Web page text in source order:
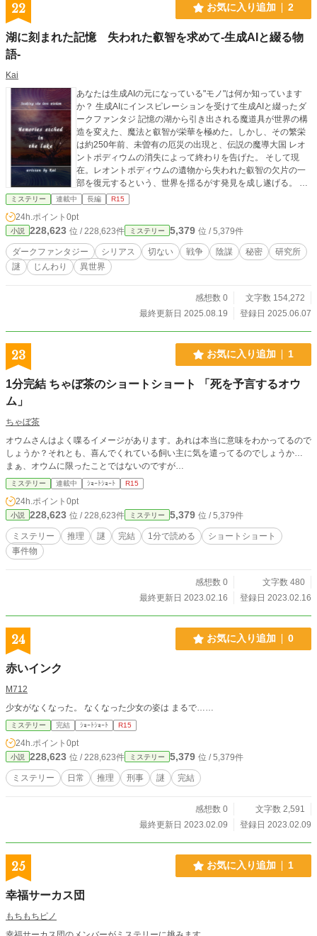
22 お気に入り追加 2
湖に刻まれた記憶 失われた叡智を求めて-生成AIと綴る物
語-
Kai
あなたは生成AIの元になっている"モノ"は何か知っています
か？ 生成AIにインスピレーションを受けて生成AIと綴ったダ
ークファンタジ 記憶の湖から引き出される魔道具が世界の構
造を変えた、魔法と叡智が栄華を極めた。しかし、その繁栄
は約250年前、未曽有の厄災の出現と、伝説の魔導大国 レオ
ントポディウムの消失によって終わりを告げた。 そして現
在。レオントポディウムの遺物から失われた叡智の欠片の一
部を復元するという、世界を揺るがす発見を成し遂げる。 各
国が色めき立ち、国際的な政治的思惑や陰謀が渦巻く中、研
究者たちは古代の記録に触れ始める。 中でも、何を基準にし
たかわからぬまま、復元された古代の記録や遺物に触れる
度、説明のつかない強烈な悪夢や幻視に苛まれるようにな
る。 それは、過去の悲劇の断片であり、彼らの精神を深く蝕
んでいく。 時を同じくして、250年前の厄災を彷彿とさせ
る"月花現象"が各地で発生する。不安定な魔力変動と、見た者
ぜ、月花は再び現れたのか？ 彼らの戸惑いと探求は、記憶の
力や危険な現象と共鳴し、彼らを物語の核心へと引きずり込
なのか？ そして、彼らの持つ「適性」は、祝福なのか、それ
憶の湖」に映し出される真実を、あなたも覗いてみません
か？ この物語は生成AIや音楽、ゲーム、YouTubeにインスパ
イアされてできた物語です。 そしてAIの便利さや今後の発展
性、そして同時に使い方を間違えた場合の危険性など使う側
の私たちが知り、考え続けなくてはいけない問題について問
いを投げてみたいとこの物語を書いています。 楽しんで読ん
で頂けたたら幸いです。 この作品の著作権は作者が有し、コ
ピー・転載・AIへの読み込みを禁止します。他サイトでも掲
載しています。
ミステリー 連載中 長編 R15
24h.ポイント 0pt
小説 228,623 位 / 228,623件 ミステリー 5,379 位 / 5,379件
ダークファンタジー シリアス 切ない 戦争 陰謀 秘密
研究所
謎
じんわり 異世界
感想数 0
文字数 154,272
最終更新日 2025.08.19
登録日 2025.06.07
23 お気に入り追加 1
1分完結 ちゃぼ茶のショートショート 「死を予言するオウ
ム」
ちゃぼ茶
オウムさんはよく喋るイメージがあります。あれは本当に意味をわかってるので
しょうか？それとも、喜んでくれている飼い主に気を遣ってるのでしょうか…
まぁ、オウムに限ったことではないのですが…
ミステリー 連載中 ｼｮｰﾄｼｮｰﾄ R15
24h.ポイント 0pt
小説 228,623 位 / 228,623件 ミステリー 5,379 位 / 5,379件
ミステリー 推理 謎 完結 1分で読める
ショートショート
事件物
感想数 0
文字数 480
最終更新日 2023.02.16
登録日 2023.02.16
24 お気に入り追加 0
赤いインク
M712
少女がなくなった。 なくなった少女の姿は まるで……
ミステリー 完結 ｼｮｰﾄｼｮｰﾄ R15
24h.ポイント 0pt
小説 228,623 位 / 228,623件 ミステリー 5,379 位 / 5,379件
ミステリー 日常 推理 刑事 謎 完結
感想数 0
文字数 2,591
最終更新日 2023.02.09
登録日 2023.02.09
25 お気に入り追加 1
幸福サーカス団
もちもちピノ